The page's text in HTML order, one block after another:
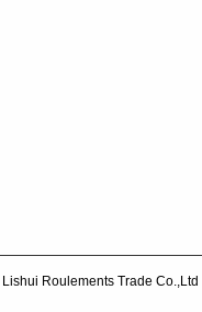
Lishui Roulements Trade Co.,Ltd